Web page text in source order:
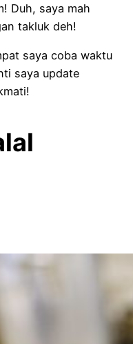
Duh, saya mah
takluk deh!
saya coba waktu
saya update